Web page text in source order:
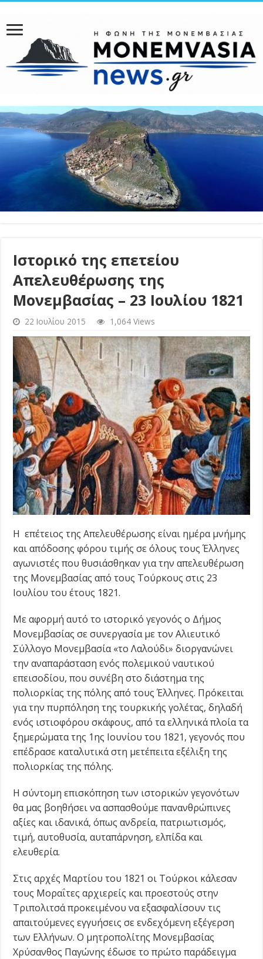
Ιστορικό της επετείου
Απελευθέρωσης της
Μονεμβασίας – 23 Ιουλίου 1821
22 Ιουλίου 2015 1,064 Views
Η επέτειος της Απελευθέρωσης είναι ημέρα μνήμης
και απόδοσης φόρου τιμής σε όλους τους Έλληνες
αγωνιστές που θυσιάσθηκαν για την απελευθέρωση
της Μονεμβασίας από τους Τούρκους στις 23
Ιουλίου του έτους 1821.
Με αφορμή αυτό το ιστορικό γεγονός ο Δήμος
Μονεμβασίας σε συνεργασία με τον Αλιευτικό
Σύλλογο Μονεμβασία «το Λαλούδι» διοργανώνει
την αναπαράσταση ενός πολεμικού ναυτικού
επεισοδίου, που συνέβη στο διάστημα της
πολιορκίας της πόλης από τους Έλληνες. Πρόκειται
για την πυρπόληση της τουρκικής γολέτας, δηλαδή
ενός ιστιοφόρου σκάφους, από τα ελληνικά πλοία τα
ξημερώματα της 1ης Ιουνίου του 1821, γεγονός που
επέδρασε καταλυτικά στη μετέπειτα εξέλιξη της
πολιορκίας της πόλης.
Η σύντομη επισκόπηση των ιστορικών γεγονότων
θα μας βοηθήσει να ασπασθούμε πανανθρώπινες
αξίες και ιδανικά, όπως ανδρεία, πατριωτισμός,
τιμή, αυτοθυσία, αυταπάρνηση, ελπίδα και
ελευθερία.
Στις αρχές Μαρτίου του 1821 οι Τούρκοι κάλεσαν
τους Μοραΐτες αρχιερείς και προεστούς στην
Τριπολιτσά προκειμένου να εξασφαλίσουν τις
απαιτούμενες εγγυήσεις σε ενδεχόμενη εξέγερση
των Ελλήνων. Ο μητροπολίτης Μονεμβασίας
Χρύσανθος Παγώνης έδωσε το πρώτο παράδειγμα